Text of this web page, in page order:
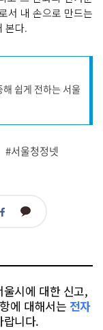
서 내 손으로 만드는
본다.
쉽게 전하는 서울
#서울청정넷
페 카
시에 대한 신고,
에 대해서는 전자
니다.